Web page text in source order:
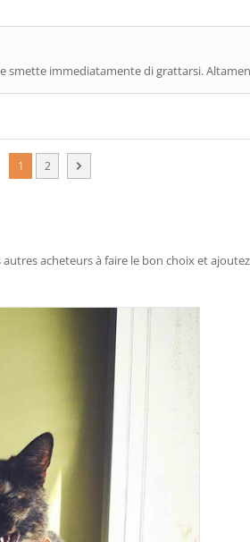
smette immediatamente di grattarsi.
1 2
acheteurs à faire le bon choix et ajoutez